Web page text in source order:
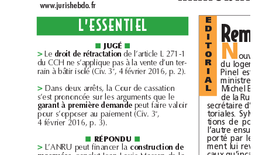
jugé
> Le d roit de rétractation de l’article L
271-1
du
CCH ne s’applique pas à la vente d’un
ter-
rain à bâtir isolé (Civ. 3 e, 4février 2016, p. 2).
> Dans deux arrêts, la Cour de
cassation
s’est
prononcée sur les arguments que le
garant à première deman
d e peut faire
valoir
pour
s’opposer au paiement (Civ. 3e,
4février
2016, p.3).
répondu
> L’ANRU peut financer la construction de
N
du
est
ministre
de la
secrétaire
toriales.
tions de
l’autre
porté par
ment lui
www.jurishebdo.fr
L’ESSENTIEL
E
D
T
O
R
A
L